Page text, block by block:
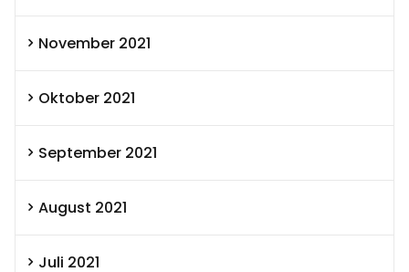
November 2021
Oktober 2021
September 2021
August 2021
Juli 2021